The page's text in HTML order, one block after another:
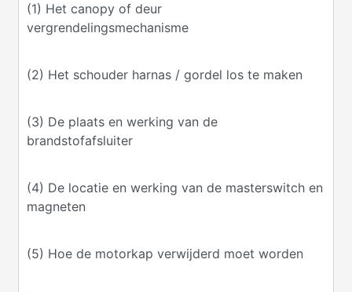
(1) Het canopy of deur
vergrendelingsmechanisme
(2) Het schouder harnas / gordel los te maken
(3) De plaats en werking van de
brandstofafsluiter
(4) De locatie en werking van de masterswitch en
magneten
(5) Hoe de motorkap verwijderd moet worden